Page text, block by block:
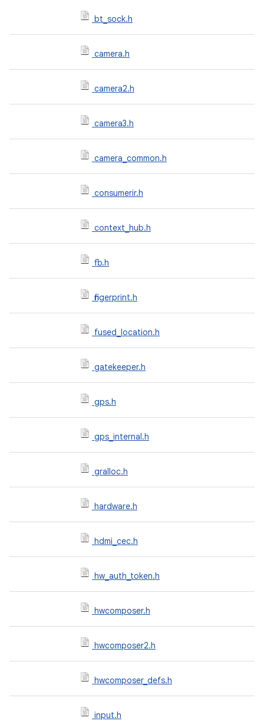
bt_sock.h
camera.h
camera2.h
camera3.h
camera_common.h
consumerir.h
context_hub.h
fb.h
fingerprint.h
fused_location.h
gatekeeper.h
gps.h
gps_internal.h
gralloc.h
hardware.h
hdmi_cec.h
hw_auth_token.h
hwcomposer.h
hwcomposer2.h
hwcomposer_defs.h
input.h